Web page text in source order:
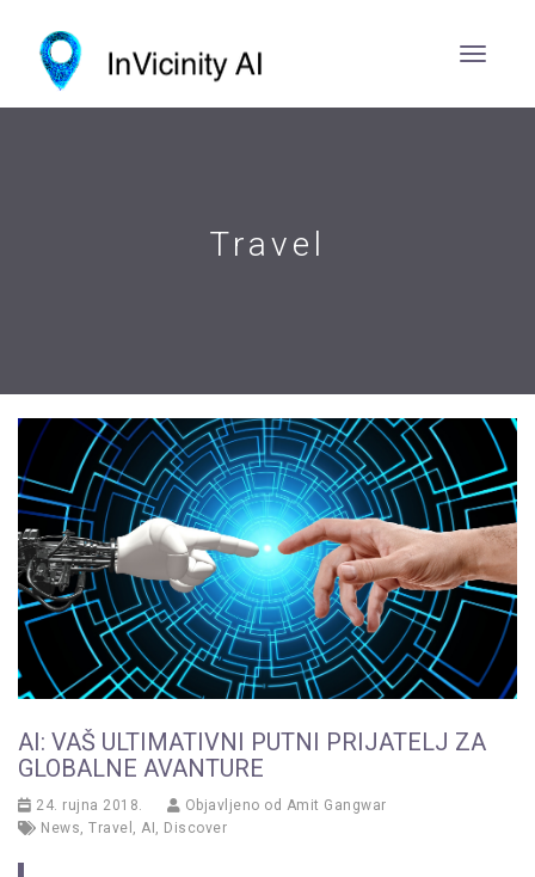
Travel
AI: VAŠ ULTIMATIVNI PUTNI PRIJATELJ ZA
GLOBALNE AVANTURE
24. rujna 2018. Objavljeno od Amit Gangwar
News Travel AI Discover